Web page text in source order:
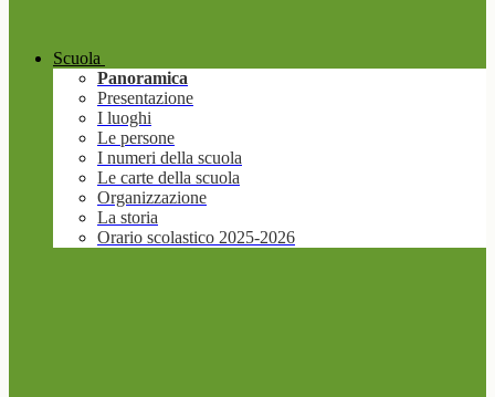
Scuola
Panoramica
Presentazione
I luoghi
Le persone
I numeri della scuola
Le carte della scuola
Organizzazione
La storia
Orario scolastico 2025-2026